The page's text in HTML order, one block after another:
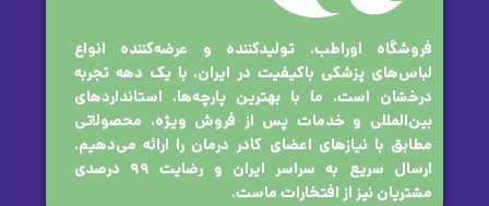
فروشگاه اوراطب، تولیدکننده و عرضه‌کننده انواع
لباس‌های پزشکی باکیفیت در ایران، با یک دهه تجربه
درخشان است. ما با بهترین پارچه‌ها، استانداردهای
بین‌المللی و خدمات پس از فروش ویژه، محصولاتی
مطابق با نیازهای اعضای کادر درمان را ارائه می‌دهیم.
ارسال سریع به سراسر ایران و رضایت ۹۹ درصدی
مشتریان نیز از افتخارات ماست.